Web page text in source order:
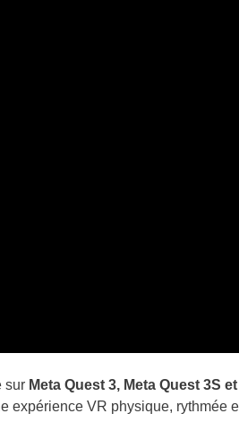
sur Meta Quest 3, Meta Quest 3S
expérience VR physique, rythmée